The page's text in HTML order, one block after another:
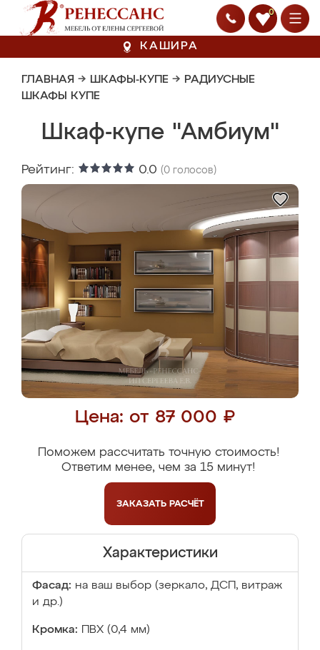
0
КАШИРА
ГЛАВНАЯ → ШКАФЫ-КУПЕ → РАДИУСНЫЕ
ШКАФЫ КУПЕ
Шкаф-купе "Амбиум"
Рейтинг: 0.0 (0 голосов)
Цена: от 87 000 ₽
Поможем рассчитать точную стоимость!
Ответим менее, чем за 15 минут!
ЗАКАЗАТЬ РАСЧЁТ
Характеристики
Фасад: на ваш выбор (зеркало, ДСП, витраж
и др.)
Кромка: ПВХ (0,4 мм)